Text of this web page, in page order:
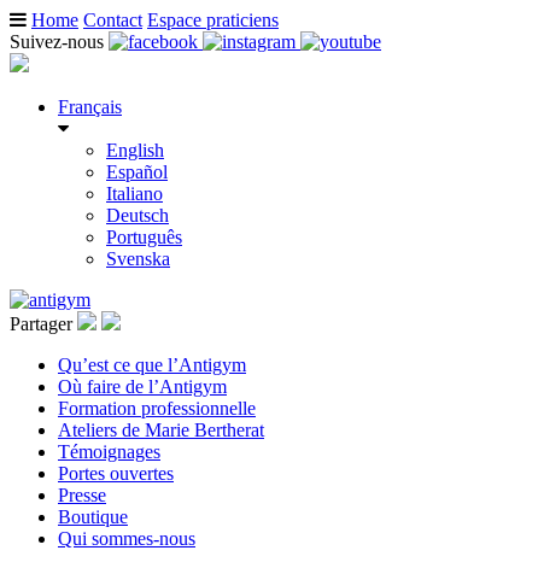
Home Contact Espace praticiens
Suivez-nous
Français
English
Español
Italiano
Deutsch
Português
Svenska
Partager
Qu’est ce que l’Antigym
Où faire de l’Antigym
Formation professionnelle
Ateliers de Marie Bertherat
Témoignages
Portes ouvertes
Presse
Boutique
Qui sommes-nous